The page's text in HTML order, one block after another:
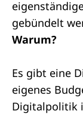
gebündelt
Warum?
Es gibt eine
eigenes
Digitalpolitik